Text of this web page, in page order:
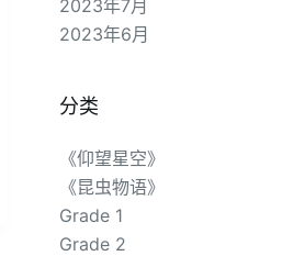
2023年7月
2023年6月
分类
《仰望星空》
《昆虫物语》
Grade 1
Grade 2